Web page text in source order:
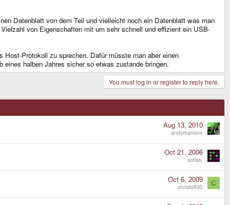
Datenblatt von dem Teil und vielleicht noch ein Datenblatt was man
von Eigenschaften mit um sehr schnell und effizient ein USB-
Protokoll zu sprechen. Dafür müsste man aber einen
halben Jahres sicher so etwas zustande bringen.
You must log in or register to reply here.
Aug 13, 2010
andymanone
Oct 21, 2006
sofias.
Oct 6, 2009
christo930 C